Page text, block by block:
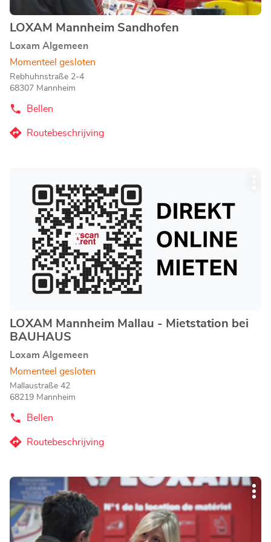
Agentschap:
LOXAM Mannheim Sandhofen
Loxam Algemeen
Momenteel gesloten
Rebhuhnstraße 2-4
68307 Mannheim
Bellen
de
LOXAMRoutebeschrijving
naar
Sandhofen
ENTER
informatie
Agentschap:
LOXAM Mannheim Mallau - Mietstation bei
BAUHAUS
Loxam Algemeen
Momenteel gesloten
Mallaustraße 42
68219 Mannheim
Bellen
de
LOXAM
Mietstation
bei
BAUHAUS
Routebeschrijving
naar
LOXAM
Mannheim
Mallau
-
Mietstation
Druk
op
de
ENTER
toets